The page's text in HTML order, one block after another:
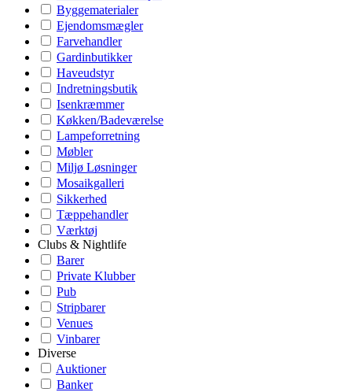
Byggematerialer
Ejendomsmægler
Farvehandler
Gardinbutikker
Haveudstyr
Indretningsbutik
Isenkræmmer
Køkken/Badeværelse
Lampeforretning
Møbler
Miljø Løsninger
Mosaikgalleri
Sikkerhed
Tæppehandler
Værktøj
Clubs & Nightlife
Barer
Private Klubber
Pub
Stripbarer
Venues
Vinbarer
Diverse
Auktioner
Banker